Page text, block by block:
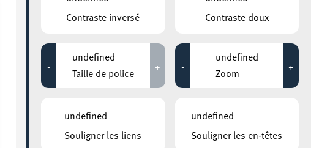
24 AOÛT 2020
Exposition : Sollbruchstelle de Max
Mertens
Jusqu'au 05 septembre
HÔTEL DE VILLE D’ESCH-SUR-ALZETTE
MBSR – Conference Mindfulness
Jusqu'au 05 octobre
Contraste inversé
Contraste doux
-
undefined
Taille de police
+ -
undefined
Zoom
+
undefined
Souligner les liens
undefined
Souligner les en-têtes